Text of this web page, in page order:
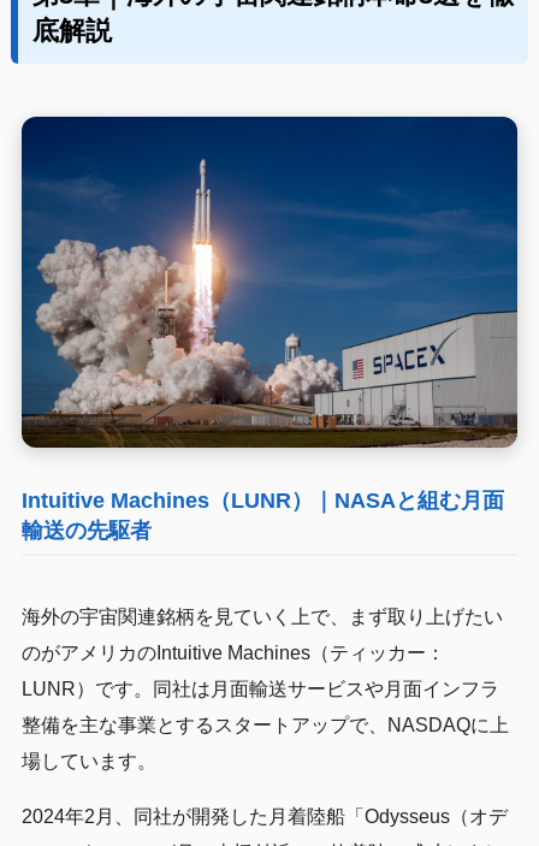
底解説
Intuitive Machines（LUNR）｜NASAと組む月面
輸送の先駆者
海外の宇宙関連銘柄を見ていく上で、まず取り上げたい
のがアメリカのIntuitive Machines（ティッカー：
LUNR）です。同社は月面輸送サービスや月面インフラ
整備を主な事業とするスタートアップで、NASDAQに上
場しています。
2024年2月、同社が開発した月着陸船「Odysseus（オデ